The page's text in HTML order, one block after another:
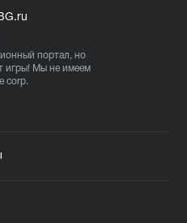
портал, но
игры! Мы не имеем
corp.